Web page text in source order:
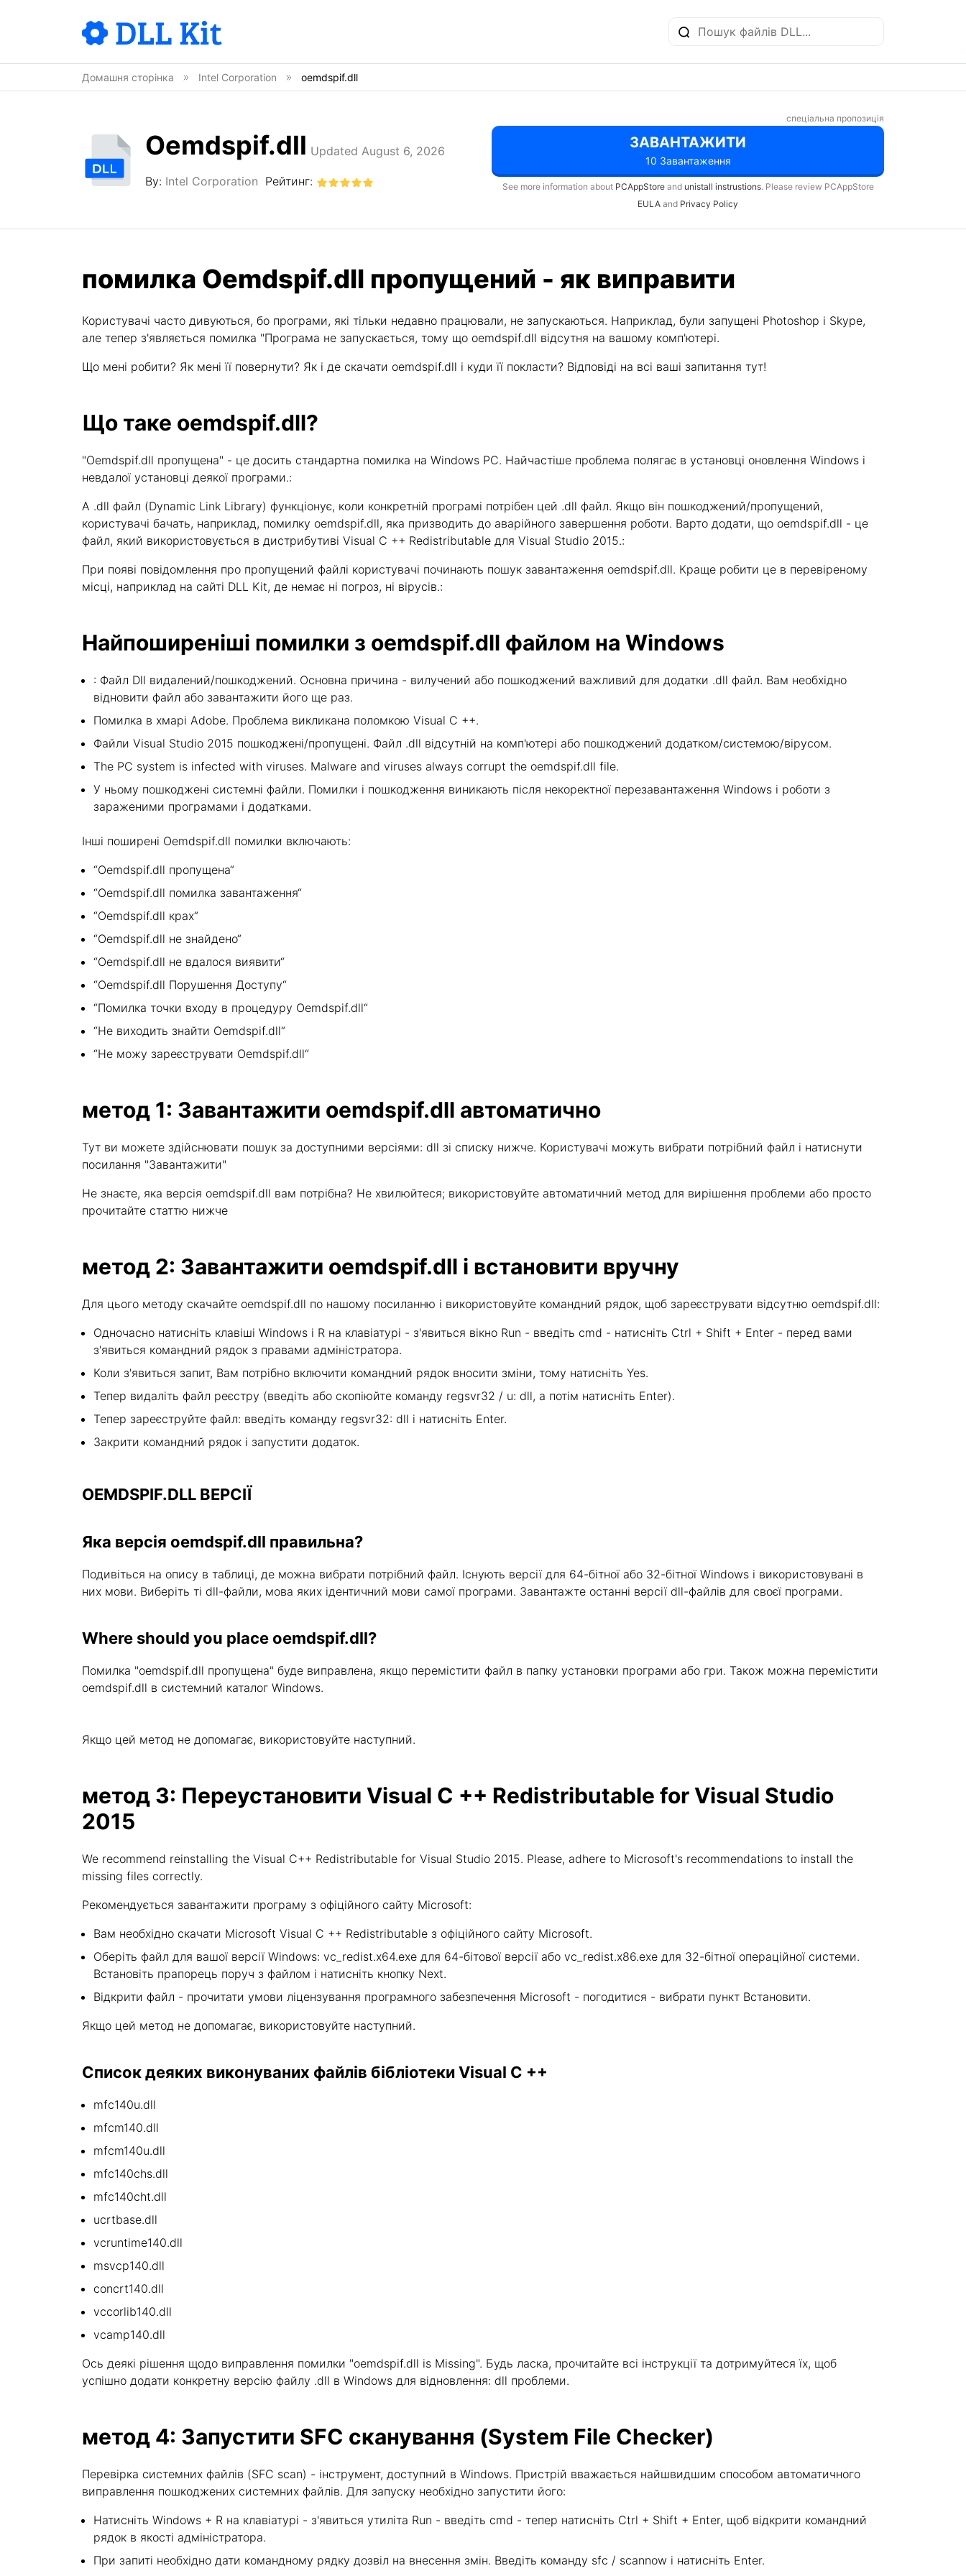
Домашня сторінка Intel Corporation oemdspif.dll
Oemdspif.dll Updated August 6, 2026
By: Intel Corporation Рейтинг:
спеціальна пропозиція
ЗАВАНТАЖИТИ
10 Завантаження
See more information about PCAppStoreand unistall instrustions. Please review PCAppStore
EULA and Privacy Policy
помилка Oemdspif.dll пропущений - як виправити
Користувачі часто дивуються, бо програми, які тільки недавно працювали, не запускаються. Наприклад, були запущені Photoshop і Skype,
але тепер з'являється помилка "Програма не запускається, тому що oemdspif.dll відсутня на вашому комп'ютері.
Що мені робити? Як мені її повернути? Як і де скачати oemdspif.dll і куди її покласти? Відповіді на всі ваші запитання тут!
Що таке oemdspif.dll?
"Oemdspif.dll пропущена" - це досить стандартна помилка на Windows PC. Найчастіше проблема полягає в установці оновлення Windows і
невдалої установці деякої програми.:
A .dll файл (Dynamic Link Library) функціонує, коли конкретній програмі потрібен цей .dll файл. Якщо він пошкоджений/пропущений,
користувачі бачать, наприклад, помилку oemdspif.dll, яка призводить до аварійного завершення роботи. Варто додати, що oemdspif.dll - це
файл, який використовується в дистрибутиві Visual C ++ Redistributable для Visual Studio 2015.:
При появі повідомлення про пропущений файлі користувачі починають пошук завантаження oemdspif.dll. Краще робити це в перевіреному
місці, наприклад на сайті DLL Kit, де немає ні погроз, ні вірусів.:
Найпоширеніші помилки з oemdspif.dll файлом на Windows
: Файл Dll видалений/пошкоджений. Основна причина - вилучений або пошкоджений важливий для додатки .dll файл. Вам необхідно
відновити файл або завантажити його ще раз.
Помилка в хмарі Adobe. Проблема викликана поломкою Visual C ++.
Файли Visual Studio 2015 пошкоджені/пропущені. Файл .dll відсутній на комп'ютері або пошкоджений додатком/системою/вірусом.
The PC system is infected with viruses. Malware and viruses always corrupt the oemdspif.dll file.
У ньому пошкоджені системні файли. Помилки і пошкодження виникають після некоректної перезавантаження Windows і роботи з
зараженими програмами і додатками.
Інші поширені Oemdspif.dll помилки включають:
“Oemdspif.dll пропущена“
“Oemdspif.dll помилка завантаження“
“Oemdspif.dll крах“
“Oemdspif.dll не знайдено“
“Oemdspif.dll не вдалося виявити“
“Oemdspif.dll Порушення Доступу“
“Помилка точки входу в процедуру Oemdspif.dll“
“Не виходить знайти Oemdspif.dll“
“Не можу зареєструвати Oemdspif.dll“
метод 1: Завантажити oemdspif.dll автоматично
Тут ви можете здійснювати пошук за доступними версіями: dll зі списку нижче. Користувачі можуть вибрати потрібний файл і натиснути
посилання "Завантажити"
Не знаєте, яка версія oemdspif.dll вам потрібна? Не хвилюйтеся; використовуйте автоматичний метод для вирішення проблеми або просто
прочитайте статтю нижче
метод 2: Завантажити oemdspif.dll і встановити вручну
Для цього методу скачайте oemdspif.dll по нашому посиланню і використовуйте командний рядок, щоб зареєструвати відсутню oemdspif.dll:
Одночасно натисніть клавіші Windows і R на клавіатурі - з'явиться вікно Run - введіть cmd - натисніть Ctrl + Shift + Enter - перед вами
з'явиться командний рядок з правами адміністратора.
Коли з'явиться запит, Вам потрібно включити командний рядок вносити зміни, тому натисніть Yes.
Тепер видаліть файл реєстру (введіть або скопіюйте команду regsvr32 / u: dll, а потім натисніть Enter).
Тепер зареєструйте файл: введіть команду regsvr32: dll і натисніть Enter.
Закрити командний рядок і запустити додаток.
OEMDSPIF.DLL ВЕРСІЇ
Яка версія oemdspif.dll правильна?
Подивіться на опису в таблиці, де можна вибрати потрібний файл. Існують версії для 64-бітної або 32-бітної Windows і використовувані в
них мови. Виберіть ті dll-файли, мова яких ідентичний мови самої програми. Завантажте останні версії dll-файлів для своєї програми.
Where should you place oemdspif.dll?
Помилка "oemdspif.dll пропущена" буде виправлена, якщо перемістити файл в папку установки програми або гри. Також можна перемістити
oemdspif.dll в системний каталог Windows.
Якщо цей метод не допомагає, використовуйте наступний.
метод 3: Переустановити Visual C ++ Redistributable for Visual Studio
2015
We recommend reinstalling the Visual C++ Redistributable for Visual Studio 2015. Please, adhere to Microsoft's recommendations to install the
missing files correctly.
Рекомендується завантажити програму з офіційного сайту Microsoft:
Вам необхідно скачати Microsoft Visual C ++ Redistributable з офіційного сайту Microsoft.
Оберіть файл для вашої версії Windows: vc_redist.x64.exe для 64-бітової версії або vc_redist.x86.exe для 32-бітної операційної системи.
Встановіть прапорець поруч з файлом і натисніть кнопку Next.
Відкрити файл - прочитати умови ліцензування програмного забезпечення Microsoft - погодитися - вибрати пункт Встановити.
Якщо цей метод не допомагає, використовуйте наступний.
Список деяких виконуваних файлів бібліотеки Visual C ++
mfc140u.dll
mfcm140.dll
mfcm140u.dll
mfc140chs.dll
mfc140cht.dll
ucrtbase.dll
vcruntime140.dll
msvcp140.dll
concrt140.dll
vccorlib140.dll
vcamp140.dll
Ось деякі рішення щодо виправлення помилки "oemdspif.dll is Missing". Будь ласка, прочитайте всі інструкції та дотримуйтеся їх, щоб
успішно додати конкретну версію файлу .dll в Windows для відновлення: dll проблеми.
метод 4: Запустити SFC сканування (System File Checker)
Перевірка системних файлів (SFC scan) - інструмент, доступний в Windows. Пристрій вважається найшвидшим способом автоматичного
виправлення пошкоджених системних файлів. Для запуску необхідно запустити його:
Натисніть Windows + R на клавіатурі - з'явиться утиліта Run - введіть cmd - тепер натисніть Ctrl + Shift + Enter, щоб відкрити командний
рядок в якості адміністратора.
При запиті необхідно дати командному рядку дозвіл на внесення змін. Введіть команду sfc / scannow і натисніть Enter.